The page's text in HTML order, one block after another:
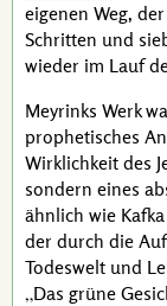
eigenen Weg,
Schritten und
wieder im Lauf
Meyrinks Werk
prophetisches
Wirklichkeit des
sondern eines
ähnlich wie Kafka
der durch die
Todeswelt und
Das grüne